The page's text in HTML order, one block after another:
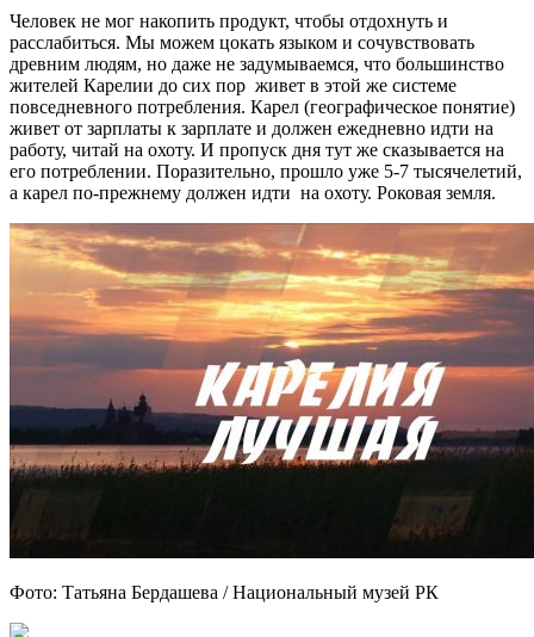
Человек не мог накопить продукт, чтобы отдохнуть и
расслабиться. Мы можем цокать языком и сочувствовать
древним людям, но даже не задумываемся, что большинство
жителей Карелии до сих пор живет в этой же системе
повседневного потребления. Карел (географическое понятие)
живет от зарплаты к зарплате и должен ежедневно идти на
работу, читай на охоту. И пропуск дня тут же сказывается на
его потреблении. Поразительно, прошло уже 5-7 тысячелетий,
а карел по-прежнему должен идти на охоту. Роковая земля.
Фото: Татьяна Бердашева / Национальный музей РК